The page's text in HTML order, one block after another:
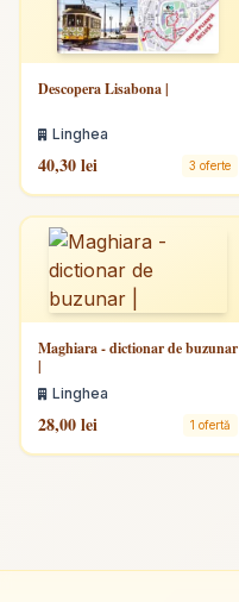
Descopera Lisabona |
Linghea
40,30 lei 3 oferte
Maghiara - dictionar de buzunar
|
Linghea
28,00 lei 1 ofertă